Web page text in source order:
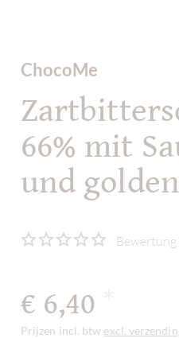
ChocoMe
66% mit
und
Bewertung
€ 6,40
Prijzen incl. btw excl.